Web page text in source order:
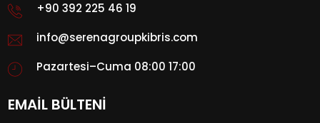
+90 392 225 46 19
info@serenagroupkibris.com
Pazartesi–Cuma 08:00 17:00
EMAİL BÜLTENİ